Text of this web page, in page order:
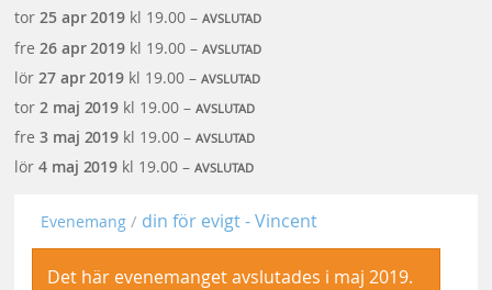
tor25 apr2019kl 19.00 – AVSLUTAD
fre 26 apr 2019kl 19.00 – AVSLUTAD
lör 27 apr 2019kl 19.00 – AVSLUTAD
tor 2 maj 2019 kl 19.00 –AVSLUTAD
fre3 maj 2019 kl 19.00 –AVSLUTAD
lör4 maj 2019 kl 19.00 –AVSLUTAD
Evenemang din för evigt - Vincent
Det här evenemanget avslutades i maj 2019.